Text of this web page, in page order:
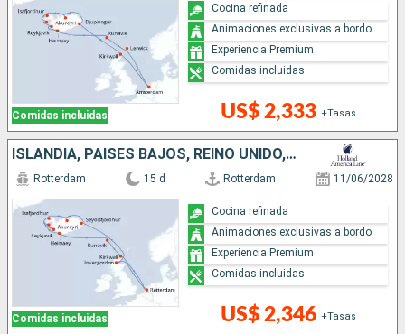
Comidas incluidas US$ 2,333 +Tasas
Cocina refinada
Animaciones exclusivas a bordo
Experiencia Premium
Comidas incluidas
ISLANDIA, PAISES BAJOS, REINO UNIDO, DINAMARCA
Comidas incluidas
Rotterdam 15 d Rotterdam 11/06/2028
US$ 2,346 +Tasas
Cocina refinada
Animaciones exclusivas a bordo
Experiencia Premium
Comidas incluidas